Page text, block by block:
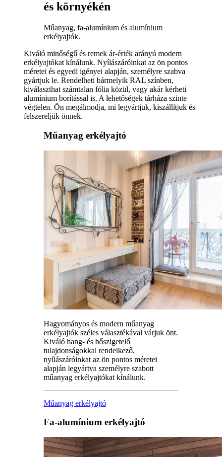
és környékén
Műanyag, fa-alumínium és alumínium
erkélyajtók.
Kiváló minőségű és remek ár-érték arányú modern
erkélyajtókat kínálunk. Nyílászáróinkat az ön pontos
méretei és egyedi igényei alapján, személyre szabva
gyártjuk le. Rendelheti bármelyik RAL színben,
kiválaszthat számtalan fólia közül, vagy akár kérheti
alumínium borítással is. A lehetőségek tárháza szinte
végtelen. Ön megálmodja, mi legyártjuk, kiszállítjuk és
felszereljük önnek.
Műanyag erkélyajtó
Hagyományos és modern műanyag
erkélyajtók széles választékával várjuk önt.
Kiváló hang- és hőszigetelő
tulajdonságokkal rendelkező,
nyílászáróinkat az ön pontos méretei
alapján legyártva személyre szabott
műanyag erkélyajtókat kínálunk.
Műanyag erkélyajtó
Fa-alumínium erkélyajtó